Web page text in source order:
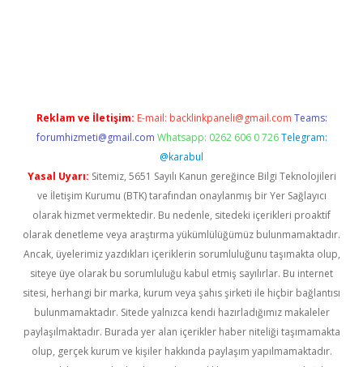
Reklam ve İletişim: E-mail: backlinkpaneli@gmail.com Teams:
forumhizmeti@gmail.com Whatsapp: 0262 606 0 726 Telegram:
@karabul
Yasal Uyarı: Sitemiz, 5651 Sayılı Kanun gereğince Bilgi Teknolojileri
ve İletişim Kurumu (BTK) tarafından onaylanmış bir Yer Sağlayıcı
olarak hizmet vermektedir. Bu nedenle, sitedeki içerikleri proaktif
olarak denetleme veya araştırma yükümlülüğümüz bulunmamaktadır.
Ancak, üyelerimiz yazdıkları içeriklerin sorumluluğunu taşımakta olup,
siteye üye olarak bu sorumluluğu kabul etmiş sayılırlar. Bu internet
sitesi, herhangi bir marka, kurum veya şahıs şirketi ile hiçbir bağlantısı
bulunmamaktadır. Sitede yalnızca kendi hazırladığımız makaleler
paylaşılmaktadır. Burada yer alan içerikler haber niteliği taşımamakta
olup, gerçek kurum ve kişiler hakkında paylaşım yapılmamaktadır.